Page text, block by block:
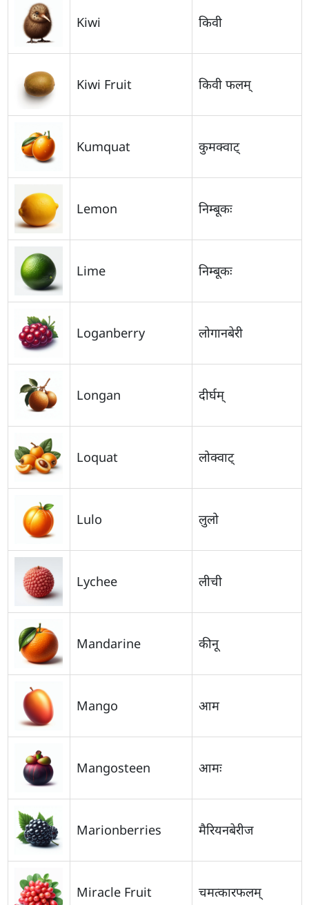
Kiwi किवी
Kiwi Fruit किवी फलम्
Kumquat कुमक्वाट्
Lemon निम्बूकः
Lime निम्बूकः
Loganberry लोगानबेरी
Longan दीर्घम्‌
Loquat लोक्वाट्
Lulo लुलो
Lychee लीची
Mandarine कीनू
Mango आम
Mangosteen आमः
Marionberries मैरियनबेरीज
Miracle Fruit चमत्कारफलम्